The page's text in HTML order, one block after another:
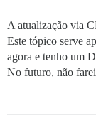
A atualização via
Este tópico serve
agora e tenho um
No futuro, não